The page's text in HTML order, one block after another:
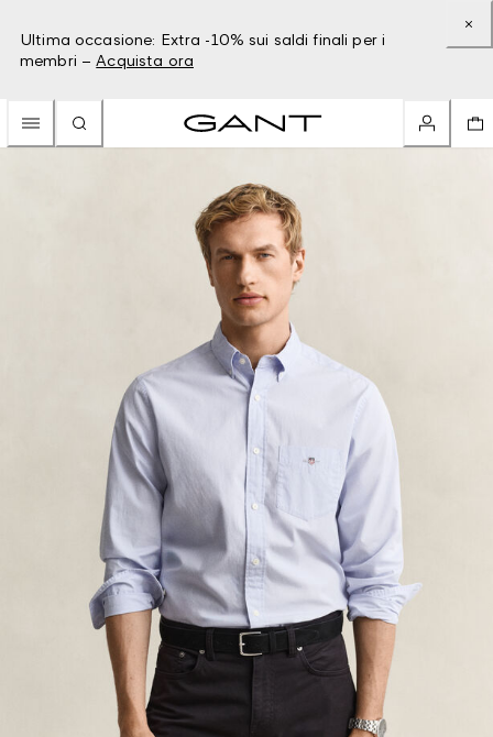
Ultima occasione: Extra -10% sui saldi finali per i
membri – Acquista ora